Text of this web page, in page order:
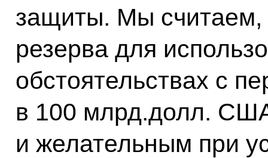
защиты. Мы считаем,
резерва для
обстоятельствах с
в 100 млрд.долл.
и желательным при